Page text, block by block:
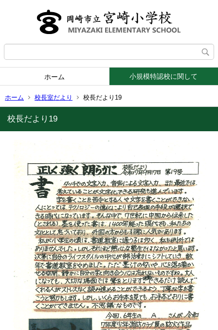
ホーム 小規模特認校に関して
ホーム 校長室だより 校長だより19
校長だより19